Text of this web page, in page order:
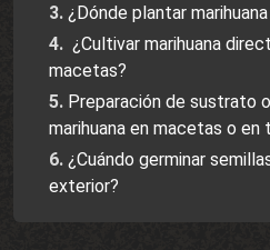
¿Dónde plantar
¿Cultivar marihuana
macetas?
Preparación de sustrato
marihuana en macetas o en
¿Cuándo germinar
exterior?